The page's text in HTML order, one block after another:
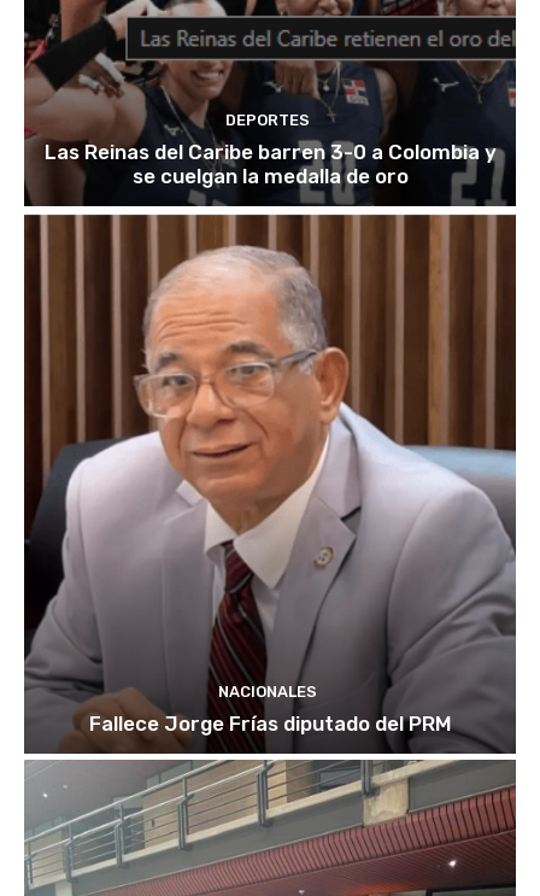
DEPORTES
Las Reinas del Caribe barren 3-0 a Colombia y
se cuelgan la medalla de oro
NACIONALES
Fallece Jorge Frías diputado del PRM